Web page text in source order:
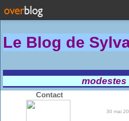
Le Blog de
Contact
30 mai